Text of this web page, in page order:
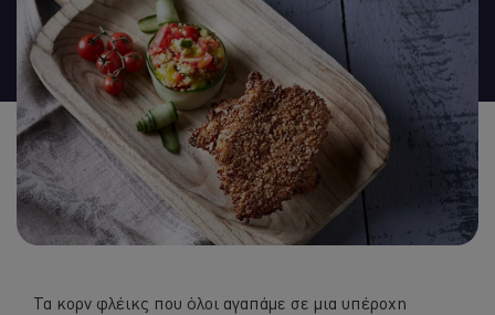
για
αυτό
το
recipe
Τα κορν φλέικς που όλοι αγαπάμε σε μια υπέροχη